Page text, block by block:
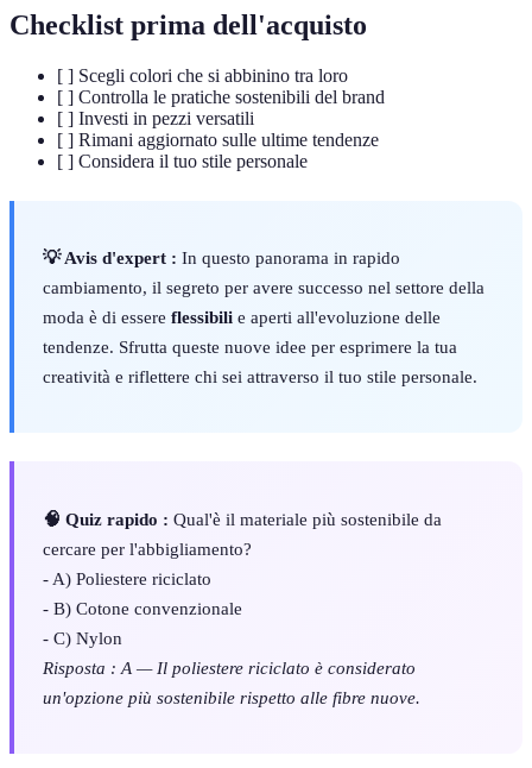
Checklist prima dell'acquisto
[ ] Scegli colori che si abbinino tra loro
[ ] Controlla le pratiche sostenibili del brand
[ ] Investi in pezzi versatili
[ ] Rimani aggiornato sulle ultime tendenze
[ ] Considera il tuo stile personale
💡 Avis d'expert : In questo panorama in rapido
cambiamento, il segreto per avere successo nel settore della
moda è di essere flessibili e aperti all'evoluzione delle
tendenze. Sfrutta queste nuove idee per esprimere la tua
creatività e riflettere chi sei attraverso il tuo stile personale.
🧠 Quiz rapido : Qual'è il materiale più sostenibile da
cercare per l'abbigliamento?
- A) Poliestere riciclato
- B) Cotone convenzionale
- C) Nylon
Risposta : A — Il poliestere riciclato è considerato
un'opzione più sostenibile rispetto alle fibre nuove.